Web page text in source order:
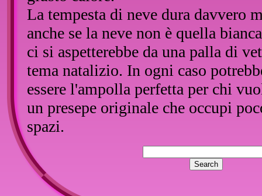
La tempesta di neve dura davvero
anche se la neve non è quella
ci si aspetterebbe da una palla di
tema natalizio. In ogni caso
essere l'ampolla perfetta per chi
un presepe originale che occupi
spazi.
Infine una menzione speciale va
decorazione della base, davvero ben
fatta, con personaggi che